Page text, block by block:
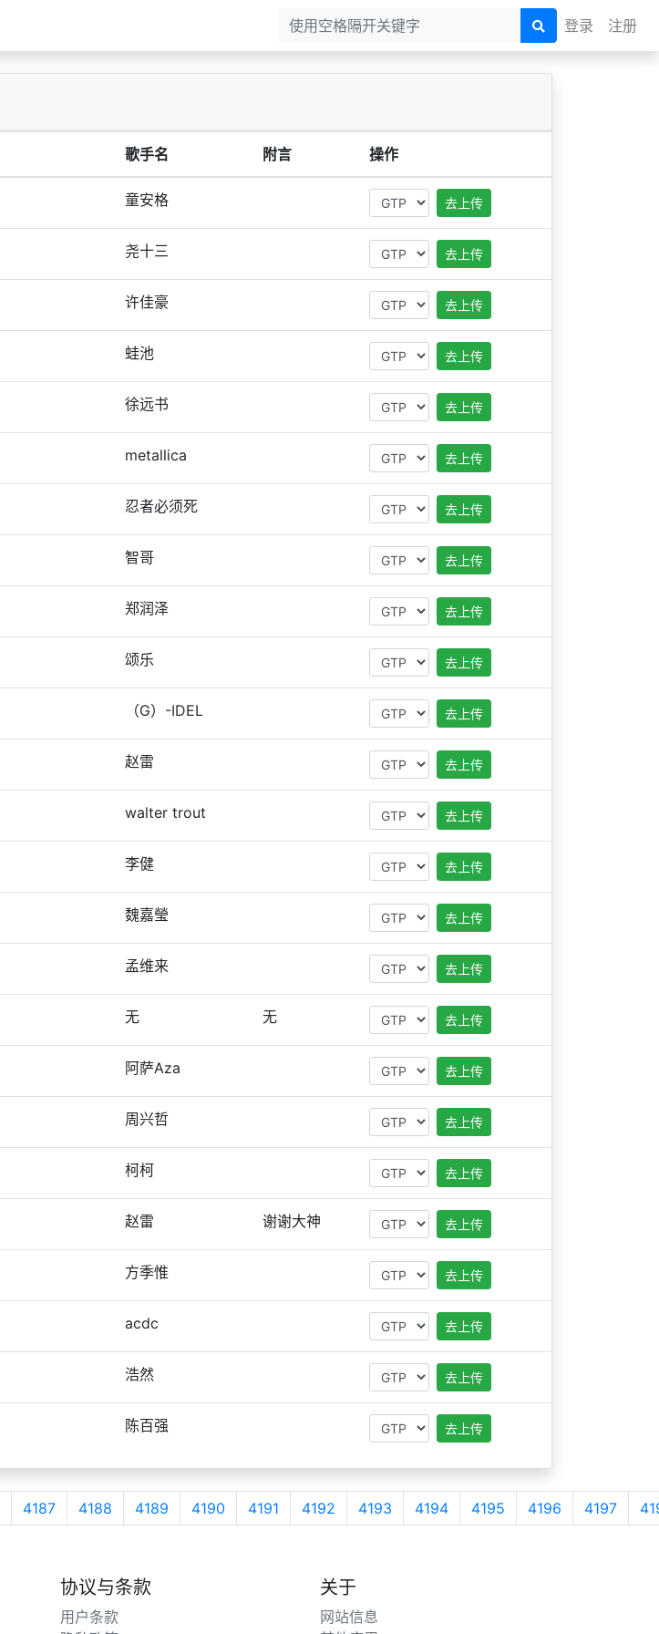
登录 注册
歌手名 附言 操作
童安格 去上传
尧十三 去上传
许佳豪 去上传
蛙池 去上传
徐远书 去上传
metallica 去上传
忍者必须死 去上传
智哥 去上传
郑润泽 去上传
颂乐 去上传
（G）-IDEL 去上传
赵雷 去上传
walter trout 去上传
李健 去上传
魏嘉瑩 去上传
孟维来 去上传
无 无 去上传
阿萨Aza 去上传
周兴哲 去上传
柯柯 去上传
赵雷 谢谢大神 去上传
方季惟 去上传
acdc 去上传
浩然 去上传
陈百强 去上传
4187 4188 4189 4190 4191 4192 4193 4194 4195 4196 4197
协议与条款
用户条款
关于
网站信息